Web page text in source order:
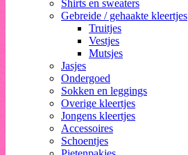
Shirts en sweaters
Gebreide / gehaakte kleertjes
Truitjes
Vestjes
Mutsjes
Jasjes
Ondergoed
Sokken en leggings
Overige kleertjes
Jongens kleertjes
Accessoires
Schoentjes